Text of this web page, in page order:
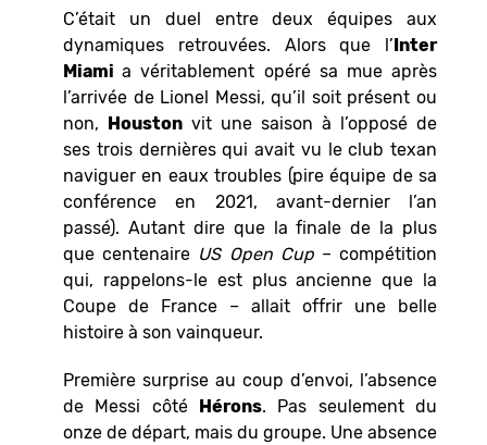
C’était un duel entre deux équipes aux
dynamiques retrouvées. Alors que l’Inter
Miamia véritablement opéré sa mue après
l’arrivée de Lionel Messi, qu’il soit présent ou
non, Houston vit une saison à l’opposé de
ses trois dernières qui avait vu le club texan
naviguer en eaux troubles (pire équipe de sa
conférence en 2021, avant-dernier l’an
passé). Autant dire que la finale de la plus
que centenaire US Open Cup– compétition
qui, rappelons-le est plus ancienne que la
Coupe de France – allait offrir une belle
histoire à son vainqueur.
Première surprise au coup d’envoi, l’absence
de Messi côté
Hérons. Pas seulement du
onze de départ, mais du groupe. Une absence